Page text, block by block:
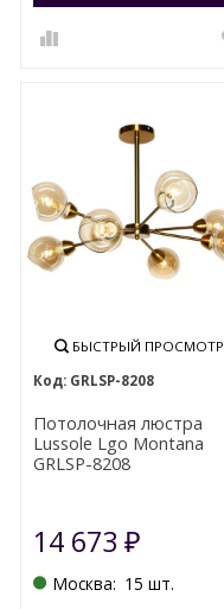
БЫСТРЫЙ ПРОСМОТР
GRLSP-8208
Потолочная люстра
Lussole Lgo Montana
GRLSP-8208
14 673₽
Москва: 15 шт.